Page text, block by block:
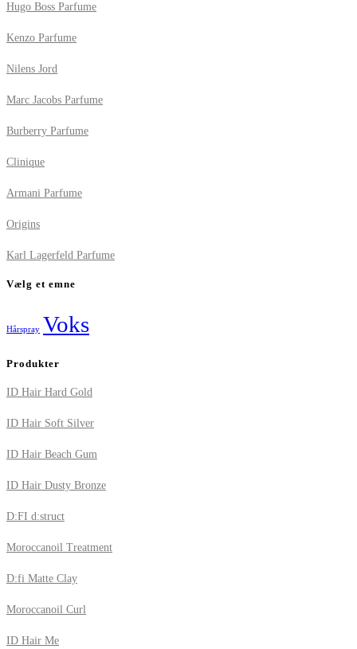
Hugo Boss Parfume
Kenzo Parfume
Nilens Jord
Marc Jacobs Parfume
Burberry Parfume
Clinique
Armani Parfume
Origins
Karl Lagerfeld Parfume
Vælg et emne
Hårspray Voks
Produkter
ID Hair Hard Gold
ID Hair Soft Silver
ID Hair Beach Gum
ID Hair Dusty Bronze
D:FI d:struct
Moroccanoil Treatment
D:fi Matte Clay
Moroccanoil Curl
ID Hair Me